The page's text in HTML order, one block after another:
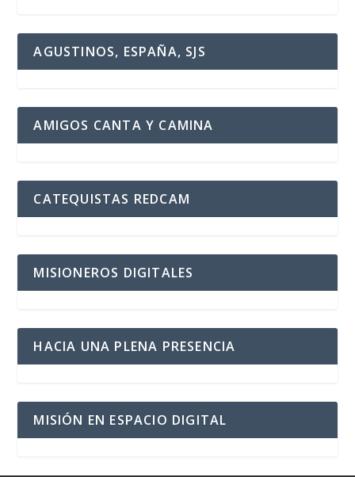
AGUSTINOS, ESPAÑA, SJS
AMIGOS CANTA Y CAMINA
CATEQUISTAS REDCAM
MISIONEROS DIGITALES
HACIA UNA PLENA PRESENCIA
MISIÓN EN ESPACIO DIGITAL